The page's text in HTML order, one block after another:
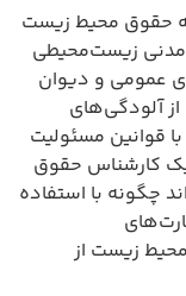
حقوق محیط زیست
مدنی زیست‌محیطی
عمومی و دیوان
آلودگی‌های
قوانین مسئولیت
کارشناس حقوق
چگونه با استفاده
زیست از